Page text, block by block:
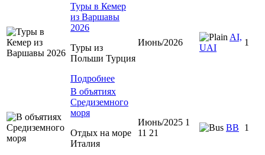
Туры в Кемер
из Варшавы
2026
Туры из
Польши Турция
Подробнее
Июнь/2026
AI,
UAI
1
В объятиях
Средиземного
моря
Отдых на море
Италия
Июнь/2025 1
11 21
BB 1